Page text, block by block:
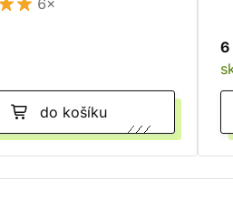
6×
do košíku
6